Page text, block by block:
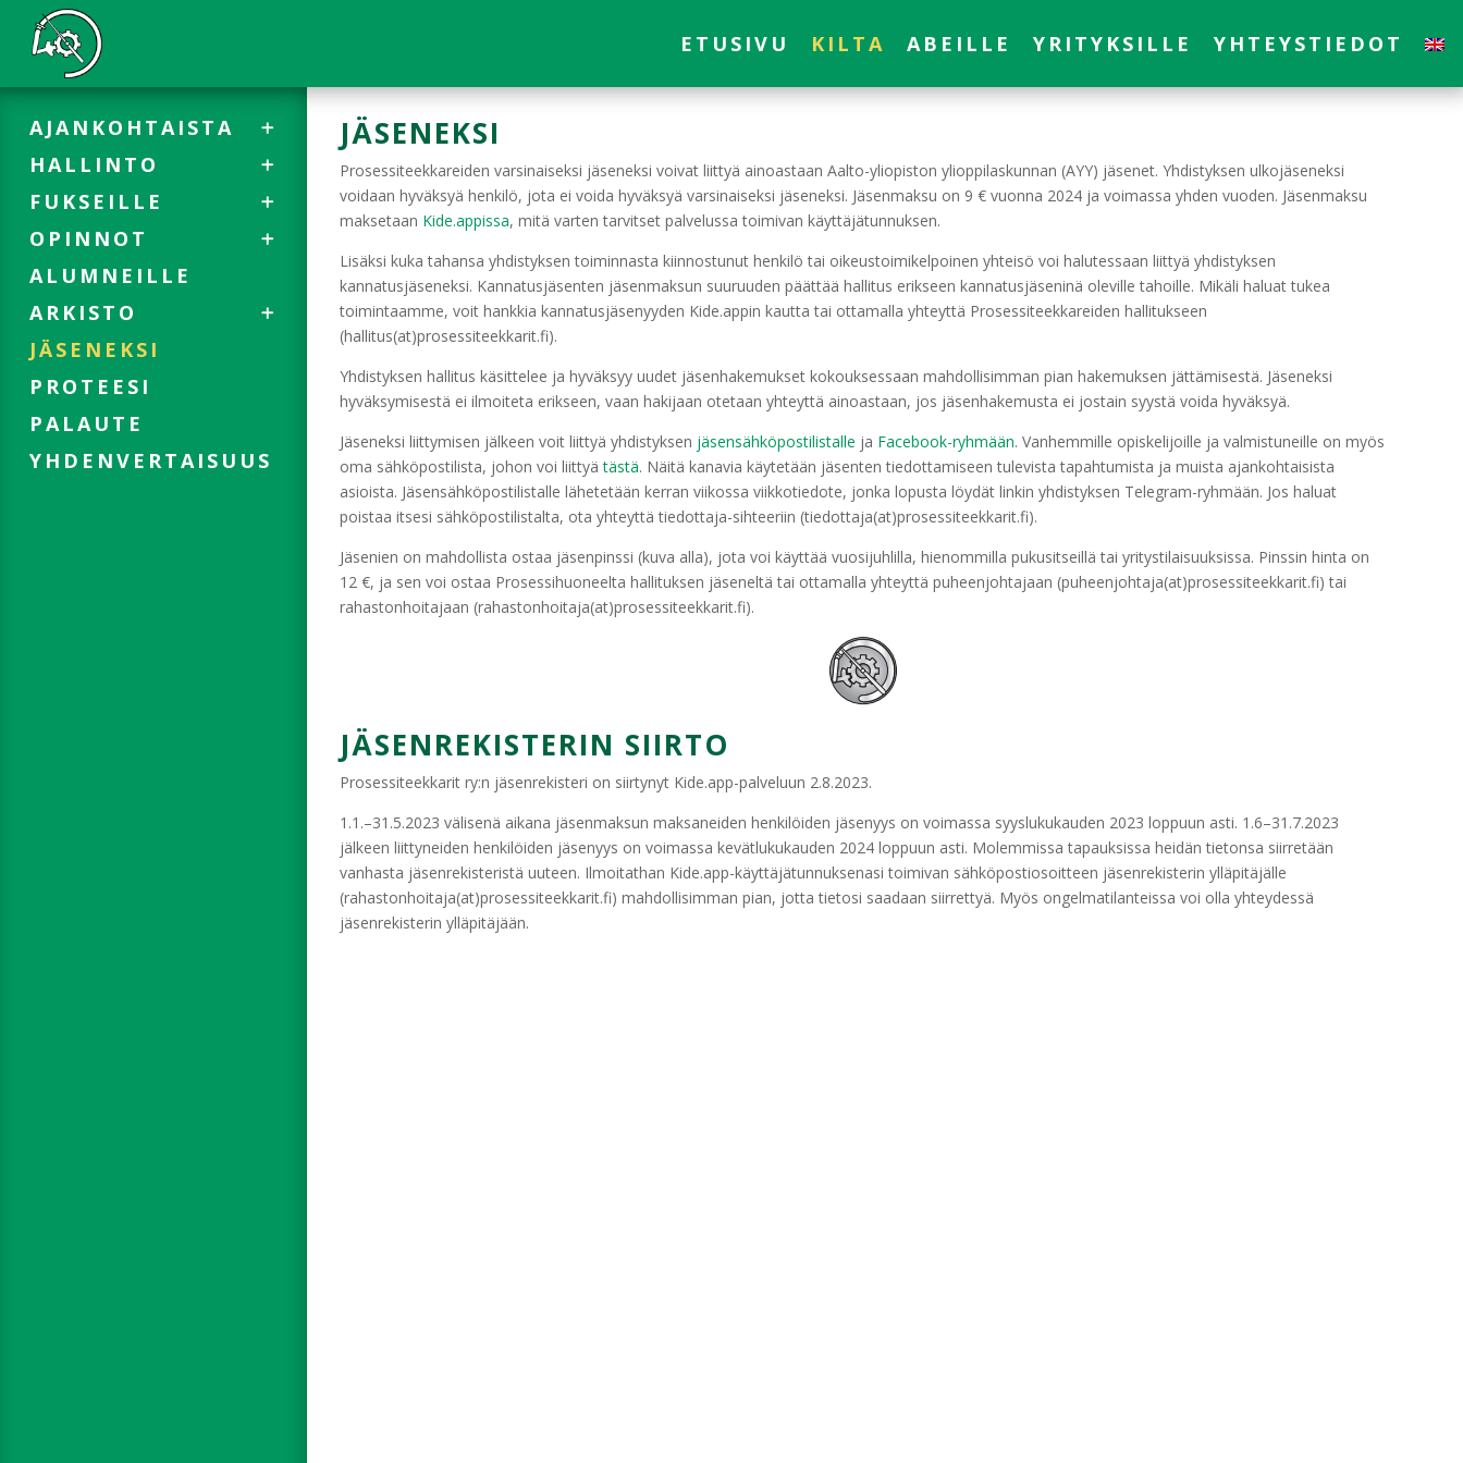
ETUSIVU KILTA ABEILLE YRITYKSILLE YHTEYSTIEDOT
AJANKOHTAISTA
TIEDOTTEET
KALENTERI
ILMOMASIINA
HALLINTO
HALLITUS
TOIMIJAT
TEHTÄVÄT
LASKUTUS
FUKSEILLE
HEI FUKSI!
FUKSIOPAS
FUKSIPISTEET
CANCAN
OPINNOT
YLEISTÄ
EDUNVALVONTA
SIVUAINEOPAS
DI-PÄÄAINEOPAS
PROTIPS
ALUMNEILLE
ARKISTO
KUVAGALLERIA
ANSIOMERKIT
PÖYTÄKIRJAT
VANHAT TOIMIJAT
JÄSENEKSI
PROTEESI
PALAUTE
YHDENVERTAISUUS
JÄSENEKSI
Prosessiteekkareiden varsinaiseksi jäseneksi voivat liittyä ainoastaan Aalto-yliopiston ylioppilaskunnan (AYY) jäsenet. Yhdistyksen ulkojäseneksi
voidaan hyväksyä henkilö, jota ei voida hyväksyä varsinaiseksi jäseneksi. Jäsenmaksu on 9 € vuonna 2024 ja voimassa yhden vuoden. Jäsenmaksu
maksetaan Kide.appissa, mitä varten tarvitset palvelussa toimivan käyttäjätunnuksen.
Lisäksi kuka tahansa yhdistyksen toiminnasta kiinnostunut henkilö tai oikeustoimikelpoinen yhteisö voi halutessaan liittyä yhdistyksen
kannatusjäseneksi. Kannatusjäsenten jäsenmaksun suuruuden päättää hallitus erikseen kannatusjäseninä oleville tahoille. Mikäli haluat tukea
toimintaamme, voit hankkia kannatusjäsenyyden Kide.appin kautta tai ottamalla yhteyttä Prosessiteekkareiden hallitukseen
(hallitus(at)prosessiteekkarit.fi).
Yhdistyksen hallitus käsittelee ja hyväksyy uudet jäsenhakemukset kokouksessaan mahdollisimman pian hakemuksen jättämisestä. Jäseneksi
hyväksymisestä ei ilmoiteta erikseen, vaan hakijaan otetaan yhteyttä ainoastaan, jos jäsenhakemusta ei jostain syystä voida hyväksyä.
Jäseneksi liittymisen jälkeen voit liittyä yhdistyksen jäsensähköpostilistalle ja Facebook-ryhmään. Vanhemmille opiskelijoille ja valmistuneille on myös
oma sähköpostilista, johon voi liittyätästä. Näitä kanavia käytetään jäsenten tiedottamiseen tulevista tapahtumista ja muista ajankohtaisista
asioista. Jäsensähköpostilistalle lähetetään kerran viikossa viikkotiedote, jonka lopusta löydät linkin yhdistyksen Telegram-ryhmään. Jos haluat
poistaa itsesi sähköpostilistalta, ota yhteyttä tiedottaja-sihteeriin (tiedottaja(at)prosessiteekkarit.fi).
Jäsenien on mahdollista ostaa jäsenpinssi (kuva alla), jota voi käyttää vuosijuhlilla, hienommilla pukusitseillä tai yritystilaisuuksissa. Pinssin hinta on
12 €, ja sen voi ostaa Prosessihuoneelta hallituksen jäseneltä tai ottamalla yhteyttä puheenjohtajaan (puheenjohtaja(at)prosessiteekkarit.fi) tai
rahastonhoitajaan (rahastonhoitaja(at)prosessiteekkarit.fi).
JÄSENREKISTERIN SIIRTO
Prosessiteekkarit ry:n jäsenrekisteri on siirtynyt Kide.app-palveluun 2.8.2023.
1.1.–31.5.2023 välisenä aikana jäsenmaksun maksaneiden henkilöiden jäsenyys on voimassa syyslukukauden 2023 loppuun asti. 1.6–31.7.2023
jälkeen liittyneiden henkilöiden jäsenyys on voimassa kevätlukukauden 2024 loppuun asti. Molemmissa tapauksissa heidän tietonsa siirretään
vanhasta jäsenrekisteristä uuteen. Ilmoitathan Kide.app-käyttäjätunnuksenasi toimivan sähköpostiosoitteen jäsenrekisterin ylläpitäjälle
(rahastonhoitaja(at)prosessiteekkarit.fi) mahdollisimman pian, jotta tietosi saadaan siirrettyä. Myös ongelmatilanteissa voi olla yhteydessä
jäsenrekisterin ylläpitäjään.